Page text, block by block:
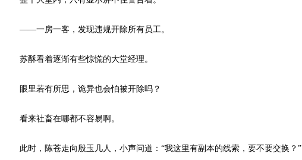
——一房一客，发现违规开除所有员工。
苏酥看着逐渐有些惊慌的大堂经理。
眼里若有所思，诡异也会怕被开除吗？
看来社畜在哪都不容易啊。
此时，陈苍走向殷玉几人，小声问道：“我这里有副本的线索，要不要交换？”